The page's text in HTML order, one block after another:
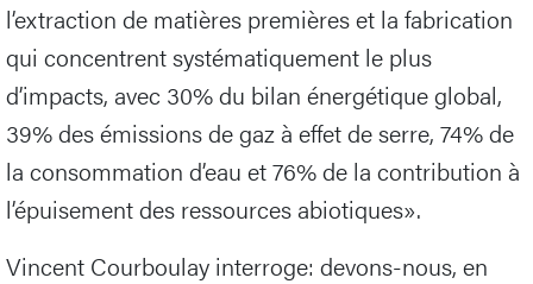
l’extraction de matières premières et la fabrication
qui concentrent systématiquement le plus
d’impacts, avec 30% du bilan énergétique global,
39% des émissions de gaz à effet de serre, 74% de
la consommation d’eau et 76% de la contribution à
l’épuisement des ressources abiotiques».
Vincent Courboulay interroge: devons-nous, en